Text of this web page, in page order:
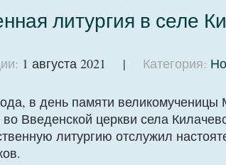
литургия в селе
1 августа 2021 | Категория:
в день памяти
Введенской церкви села
литургию отслужил